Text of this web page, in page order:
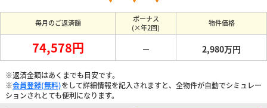
毎月のご返済額
ボーナス
(×年2回)
物件価格
74,578円 － 2,980万円
※返済金額はあくまでも目安です。
※会員登録(無料)をして詳細情報を記入されますと、全物件が自動でシミュレー
ションされとても便利になります。